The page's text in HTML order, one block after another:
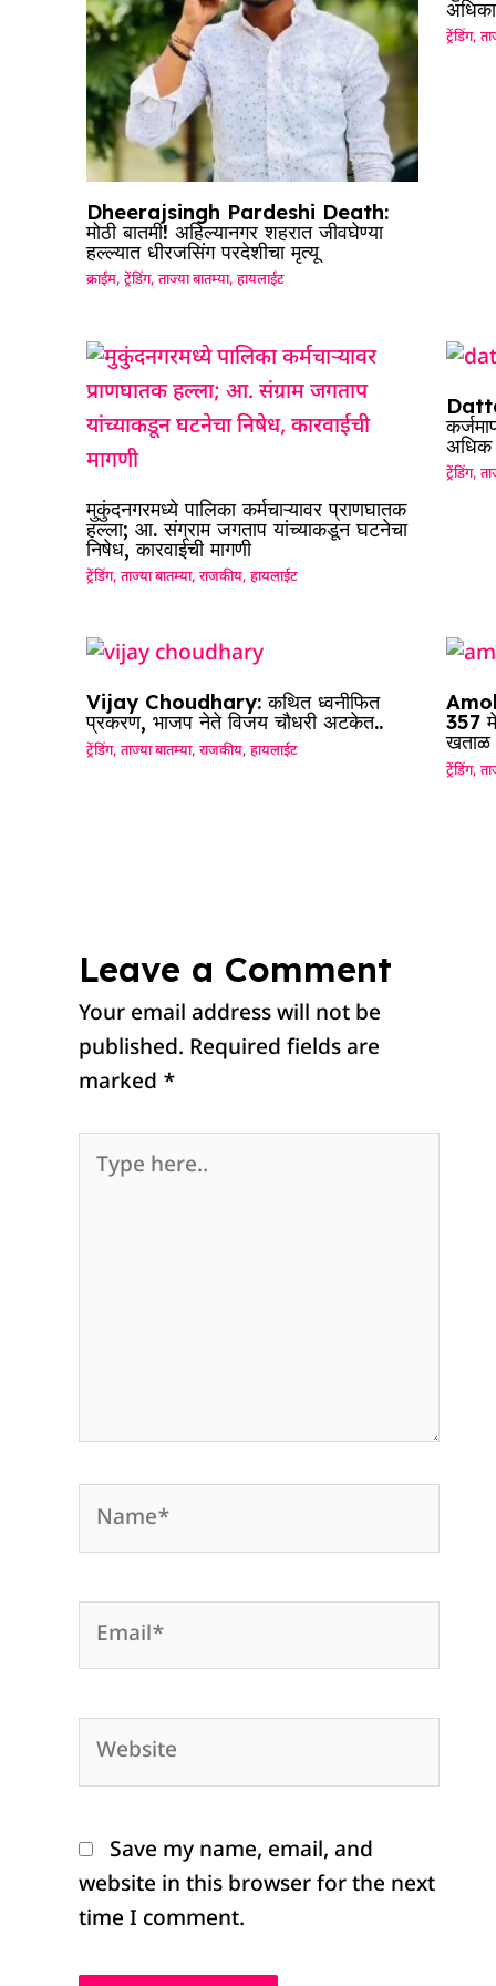
Dheerajsingh Pardeshi Death:
मोठी बातमी! अहिल्यानगर शहरात जीवघेण्या
हल्ल्यात धीरजसिंग परदेशीचा मृत्यू
क्राईम,ट्रेंडिंग,ताज्या बातम्या,हायलाईट
ट्रेंडिंग,
मुकुंदनगरमध्ये पालिका कर्मचाऱ्यावर प्राणघातक
हल्ला; आ. संग्राम जगताप यांच्याकडून घटनेचा
निषेध, कारवाईची मागणी
ट्रेंडिंग,ताज्या बातम्या,राजकीय,हायलाईट
अधिक
ट्रेंडिंग,
Vijay Choudhary: कथित ध्वनीफित
प्रकरण, भाजप नेते विजय चौधरी अटकेत..
ट्रेंडिंग,ताज्या बातम्या,राजकीय,हायलाईट
357
खताळ
ट्रेंडिंग,
Leave a Comment
Your email address will not be
published. Required fields are
marked *
Type
here..
Email*
Website
Save my name, email, and
website in this browser for the next
time I comment.